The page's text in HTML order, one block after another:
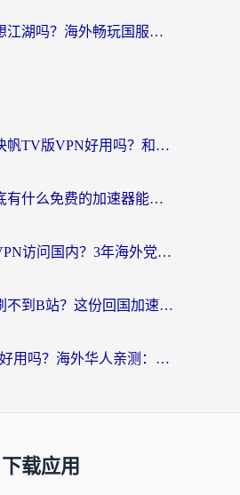
国外可以打幻想江湖吗？海外畅玩国服游戏的终极指南
海外党必看：快帆TV版VPN好用吗？和Easyback VPN对比哪个回国效果更好？附2026真实测评
人在海外，到底有什么免费的加速器能让我安心追剧打游戏？
从美国用什么VPN访问国内？3年海外党亲测：选对工具才能无缝刷B站、看腾讯视频
在比利时深夜刷不到B站？这份回国加速器避坑指南请收好
Malus和柠檬鲸好用吗？海外华人亲测：回国加速器怎么选才不踩坑？
下载应用